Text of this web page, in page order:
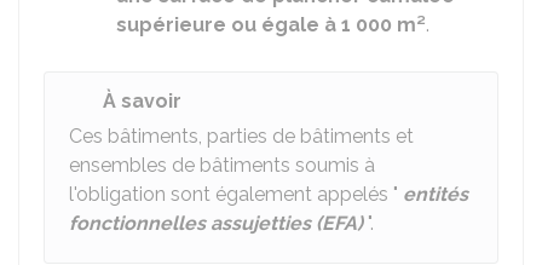
supérieure ou égale à 1 000 m².
À savoir
Ces bâtiments, parties de bâtiments et
ensembles de bâtiments soumis à
l'obligation sont également appelés " entités
fonctionnelles assujetties (EFA)".